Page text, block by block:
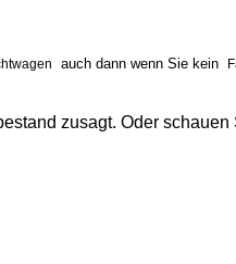
auch dann wenn Sie kein
zusagt. Oder schauen